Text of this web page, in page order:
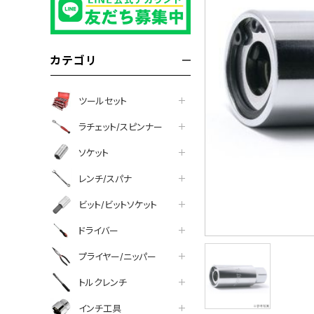
カテゴリ
ツールセット
ラチェット/スピンナー
ソケット
レンチ/スパナ
ビット/ビットソケット
ドライバー
プライヤー/ニッパー
トルクレンチ
インチ工具